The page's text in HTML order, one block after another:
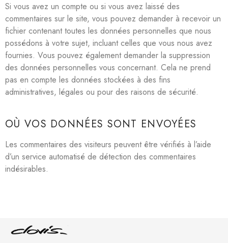
Si vous avez un compte ou si vous avez laissé des
commentaires sur le site, vous pouvez demander à recevoir un
fichier contenant toutes les données personnelles que nous
possédons à votre sujet, incluant celles que vous nous avez
fournies. Vous pouvez également demander la suppression
des données personnelles vous concernant. Cela ne prend
pas en compte les données stockées à des fins
administratives, légales ou pour des raisons de sécurité.
OÙ VOS DONNÉES SONT ENVOYÉES
Les commentaires des visiteurs peuvent être vérifiés à l’aide
d’un service automatisé de détection des commentaires
indésirables.